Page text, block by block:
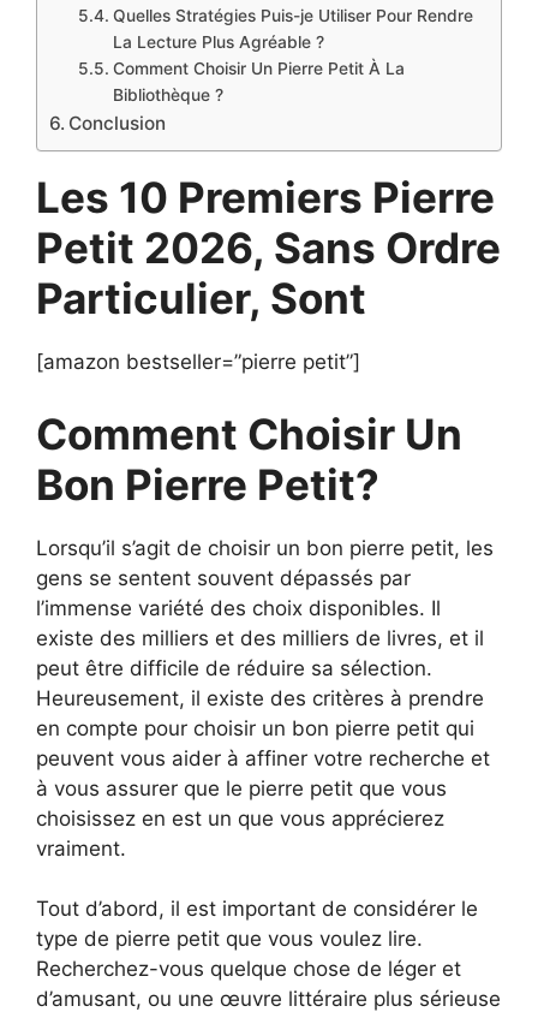
Quelles Stratégies Puis-je Utiliser Pour Rendre
La Lecture Plus Agréable ?
Comment Choisir Un Pierre Petit À La
Bibliothèque ?
Conclusion
Les 10 Premiers Pierre
Petit 2026, Sans Ordre
Particulier, Sont
[amazon bestseller=”pierre petit”]
Comment Choisir Un
Bon Pierre Petit?
Lorsqu’il s’agit de choisir un bon pierre petit, les
gens se sentent souvent dépassés par
l’immense variété des choix disponibles. Il
existe des milliers et des milliers de livres, et il
peut être difficile de réduire sa sélection.
Heureusement, il existe des critères à prendre
en compte pour choisir un bon pierre petit qui
peuvent vous aider à affiner votre recherche et
à vous assurer que le pierre petit que vous
choisissez en est un que vous apprécierez
vraiment.
Tout d’abord, il est important de considérer le
type de pierre petit que vous voulez lire.
Recherchez-vous quelque chose de léger et
d’amusant, ou une œuvre littéraire plus sérieuse